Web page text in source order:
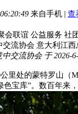
来自手机 | 查
会联谊 公益服务 社
交流协会 意大利江
交流协会 于 2026-
里处的蒙特罗山（
色宝库”。数百年来